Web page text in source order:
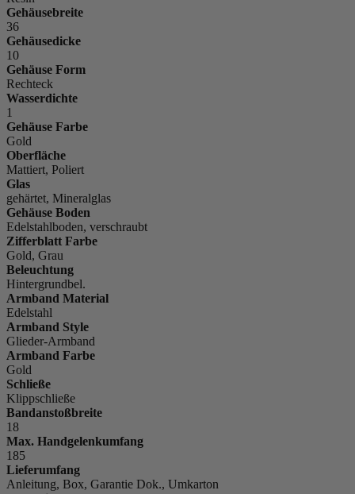
Gehäusebreite
36
Gehäusedicke
10
Gehäuse Form
Rechteck
Wasserdichte
1
Gehäuse Farbe
Gold
Oberfläche
Mattiert, Poliert
Glas
gehärtet, Mineralglas
Gehäuse Boden
Edelstahlboden, verschraubt
Zifferblatt Farbe
Gold, Grau
Beleuchtung
Hintergrundbel.
Armband Material
Edelstahl
Armband Style
Glieder-Armband
Armband Farbe
Gold
Schließe
Klippschließe
Bandanstoßbreite
18
Max. Handgelenkumfang
185
Lieferumfang
Anleitung, Box, Garantie Dok., Umkarton